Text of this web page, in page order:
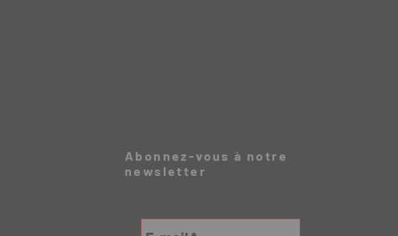
Abonnez-vous à notre
newsletter